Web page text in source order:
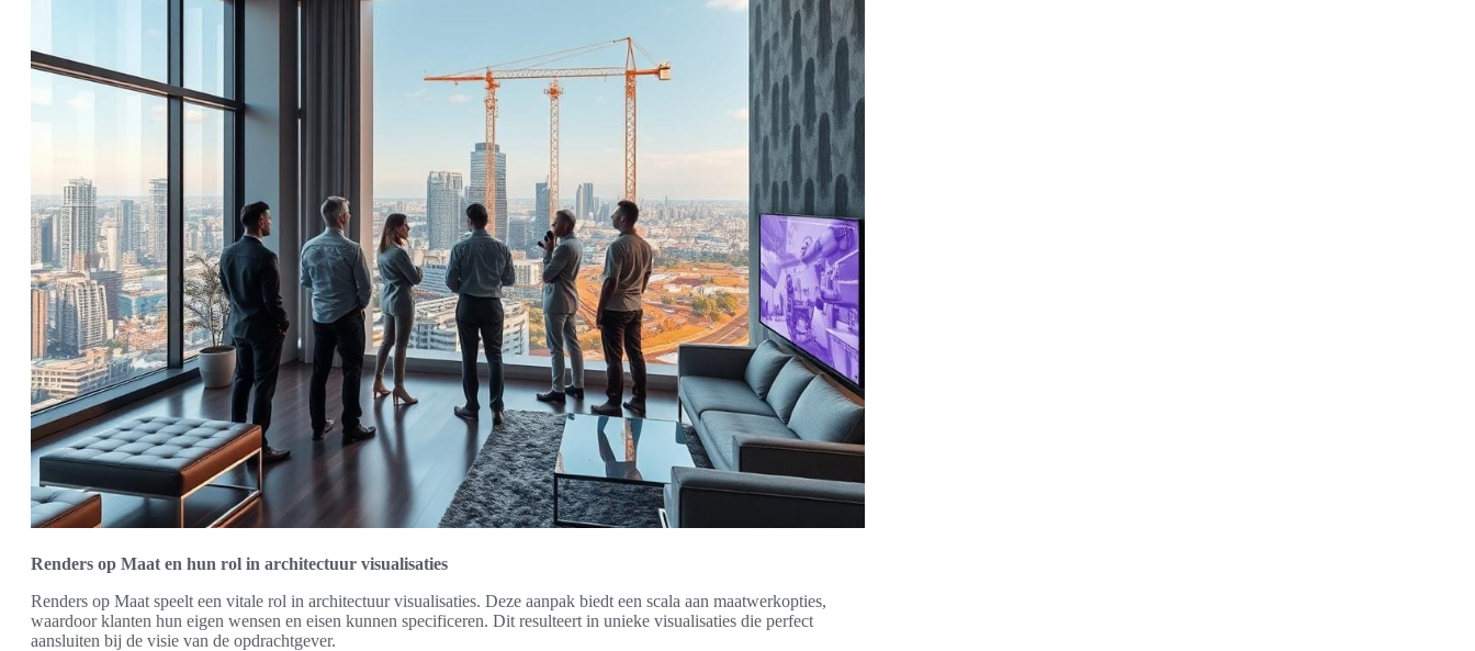
Renders op Maat en hun rol in architectuur visualisaties
Renders op Maat speelt een vitale rol in architectuur visualisaties. Deze aanpak biedt een scala aan maatwerkopties,
waardoor klanten hun eigen wensen en eisen kunnen specificeren. Dit resulteert in unieke visualisaties die perfect
aansluiten bij de visie van de opdrachtgever.